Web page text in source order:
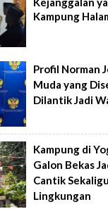
Kampung
Profil Norman
Muda yang
Dilantik Jadi
Kampung di
Galon Bekas
Cantik
Lingkungan